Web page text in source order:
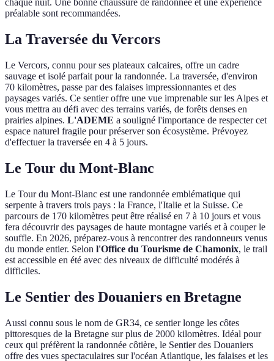
chaque nuit. Une bonne chaussure de randonnée et une expérience
préalable sont recommandées.
La Traversée du Vercors
Le Vercors, connu pour ses plateaux calcaires, offre un cadre
sauvage et isolé parfait pour la randonnée. La traversée, d'environ
70 kilomètres, passe par des falaises impressionnantes et des
paysages variés. Ce sentier offre une vue imprenable sur les Alpes et
vous mettra au défi avec des terrains variés, de forêts denses en
prairies alpines. L'ADEME a souligné l'importance de respecter cet
espace naturel fragile pour préserver son écosystème. Prévoyez
d'effectuer la traversée en 4 à 5 jours.
Le Tour du Mont-Blanc
Le Tour du Mont-Blanc est une randonnée emblématique qui
serpente à travers trois pays : la France, l'Italie et la Suisse. Ce
parcours de 170 kilomètres peut être réalisé en 7 à 10 jours et vous
fera découvrir des paysages de haute montagne variés et à couper le
souffle. En 2026, préparez-vous à rencontrer des randonneurs venus
du monde entier. Selon l'Office du Tourisme de Chamonix, le trail
est accessible en été avec des niveaux de difficulté modérés à
difficiles.
Le Sentier des Douaniers en Bretagne
Aussi connu sous le nom de GR34, ce sentier longe les côtes
pittoresques de la Bretagne sur plus de 2000 kilomètres. Idéal pour
ceux qui préfèrent la randonnée côtière, le Sentier des Douaniers
offre des vues spectaculaires sur l'océan Atlantique, les falaises et les